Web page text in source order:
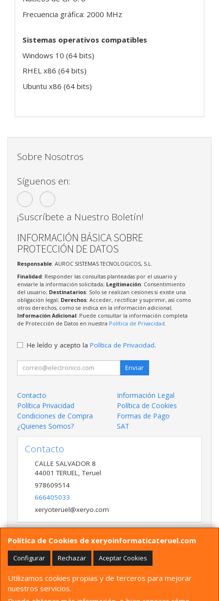
Frecuencia gráfica: 2000 MHz
Sistemas operativos compatibles
Windows 10 (64 bits)
RHEL x86 (64 bits)
Ubuntu x86 (64 bits)
Política de Cookies de xeryoinformaticateruel.com
Configurar Rechazar Aceptar Cookies
Utilizamos cookies propias y de terceros para mejorar
nuestros servicios.
Sobre Nosotros
Síguenos en:
¡Suscríbete a Nuestro Boletín!
INFORMACIÓN BÁSICA SOBRE
PROTECCIÓN DE DATOS
Responsable: AUROC SISTEMAS TECNOLOGICOS, S.L.
Finalidad: Responder las consultas planteadas por el usuario y
enviarle la información solicitada; Legitimación: Consentimiento
del usuario; Destinatarios: Solo se realizan cesiones si existe una
obligación legal; Derechos: Acceder, rectificar y suprimir, así como
otros derechos, como se indica en la información adicional;
Información Adicional: Puede consultar la información completa
de Protección de Datos en nuestra Política de Privacidad.
He leído y acepto la Política de Privacidad.
Enviar
Contacto
Información Legal
Política Privacidad
Política de Cookies
Condiciones de Compra
Formas de Pago
¿Quienes Somos?
SAT
Contacto
CALLE SALVADOR 8
44001 TERUEL,Teruel
978609514
666405033
xeryoteruel@xeryo.com
Horario
LUNES A VIERNES 9:30 A 13:30 17:00 a 20:00 Y
SÁBADO 10:00 A 13:30